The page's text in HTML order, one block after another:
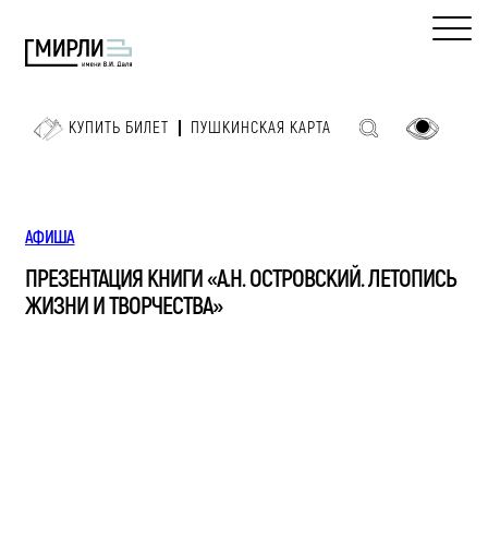
КУПИТЬ БИЛЕТ ПУШКИНСКАЯ КАРТА
АФИША
ПРЕЗЕНТАЦИЯ КНИГИ «А.Н. ОСТРОВСКИЙ. ЛЕТОПИСЬ
ЖИЗНИ И ТВОРЧЕСТВА»